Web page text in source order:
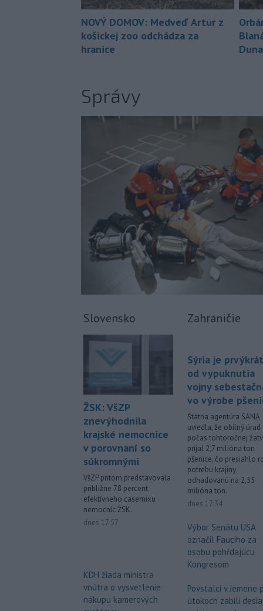
NOVÝ DOMOV: Medveď Artur z
košickej zoo odchádza za
hranice
Správy
Slovensko
ŽSK: VšZP
znevýhodnila
krajské nemocnice
v porovnaní so
súkromnými
VšZP pritom predstavovala
približne 78 percent
efektívneho casemixu
nemocníc ŽSK.
dnes 17:57
KDH žiada ministra
vnútra o vysvetlenie
nákupu kamerových
Zahraničie
Sýria je prvýkrát
od vypuknutia
vojny
vo výrobe
Štátna agentúra SANA
uviedla, že obilný úrad
počas tohtoročnej
prijal 2,7 milióna ton
pšenice, čo presiahlo
potrebu krajiny
odhadovanú na 2,55
milióna ton.
dnes 17:34
Výbor Senátu USA
označil Fauciho za
osobu pohŕdajúcu
Kongresom
Povstalci v Jemene
útokoch zabili